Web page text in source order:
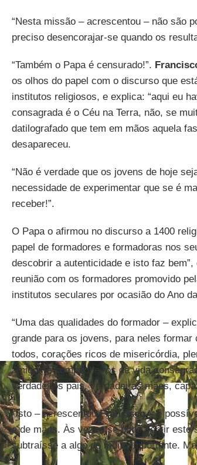
“Nesta missão – acrescentou – não são
preciso desencorajar-se quando os
“Também o Papa é censurado!”.
os olhos do papel com o discurso que
institutos religiosos, e explica: “aqui eu
consagrada é o Céu na Terra, não, se
datilografado que tem em mãos aquela
desapareceu.
“Não é verdade que os jovens de hoje
necessidade de experimentar que se é
receber!”.
O Papa o afirmou no discurso a 1400
papel de formadores e formadoras nos
descobrir a autenticidade e isto faz
reunião com os formadores promovido
institutos seculares por ocasião do Ano
“Uma das qualidades do formador –
grande para os jovens, para neles
todos, corações ricos de misericórdia,
amigos e companheiros de vida
verdadeiros pais, verdadeiras mães,
“Isto – acrescentouFrancisco– é
e de mães. Às vezes se pode sentir
subtraísse a algo de muito importante.